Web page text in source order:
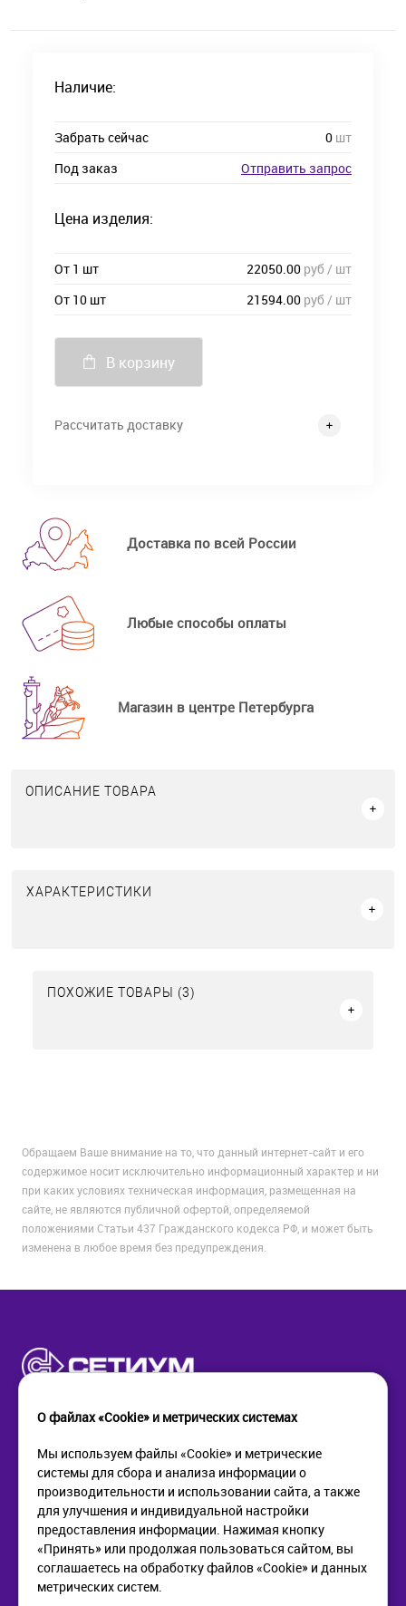
Наличие:
Забрать сейчас 0 шт
Под заказ
Отправить запрос
Цена изделия:
От 1 шт 22050.00 руб / шт
От 10 шт
21594.00 руб / шт
В корзину
Рассчитать доставку
Доставка по всей России
Любые способы оплаты
Магазин в центре Петербурга
ОПИСАНИЕ ТОВАРА
ХАРАКТЕРИСТИКИ
ПОХОЖИЕ ТОВАРЫ (3)
Обращаем Ваше внимание на то, что данный интернет-сайт и его
содержимое носит исключительно информационный характер и ни
при каких условиях техническая информация, размещенная на
сайте, не являются публичной офертой, определяемой
положениями Статьи 437 Гражданского кодекса РФ, и может быть
изменена в любое время без предупреждения.
КОМПАНИЯ
О компании
Новости
Контакты
ПОМОЩЬ
Как купить
Доставка
Возврат
ИНФОРМАЦИЯ
О файлах «Cookie» и метрических системах
Мы используем файлы «Cookie» и метрические
системы для сбора и анализа информации о
производительности и использовании сайта, а также
для улучшения и индивидуальной настройки
предоставления информации. Нажимая кнопку
«Принять» или продолжая пользоваться сайтом, вы
соглашаетесь на обработку файлов «Cookie» и данных
метрических систем.